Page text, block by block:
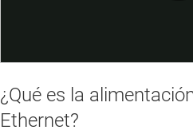
¿Qué es la
Ethernet?